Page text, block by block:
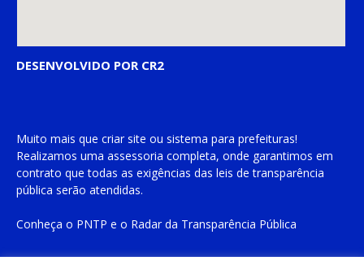
DESENVOLVIDO POR CR2
Muito mais que criar site ou sistema para prefeituras!
Realizamos uma assessoria completa, onde garantimos em
contrato que todas as exigências das leis de transparência
pública serão atendidas.
Conheça o PNTP e o Radar da Transparência Pública